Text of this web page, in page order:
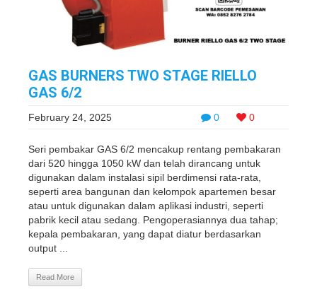
GAS BURNERS TWO STAGE RIELLO
GAS 6/2
0 0
February 24, 2025
Seri pembakar GAS 6/2 mencakup rentang pembakaran
dari 520 hingga 1050 kW dan telah dirancang untuk
digunakan dalam instalasi sipil berdimensi rata-rata,
seperti area bangunan dan kelompok apartemen besar
atau untuk digunakan dalam aplikasi industri, seperti
pabrik kecil atau sedang. Pengoperasiannya dua tahap;
kepala pembakaran, yang dapat diatur berdasarkan
output ...
Read More